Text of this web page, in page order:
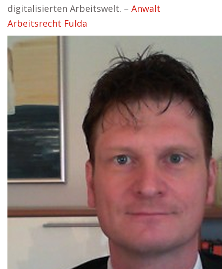
digitalisierten Arbeitswelt. – Anwalt
Arbeitsrecht Fulda